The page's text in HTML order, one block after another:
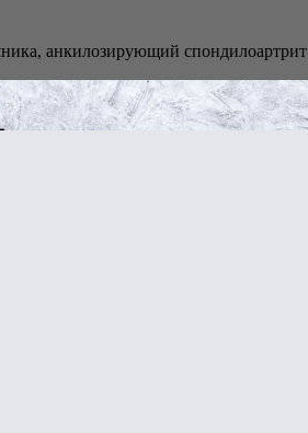
анкилозирующий спондилоартрит
нагрузках